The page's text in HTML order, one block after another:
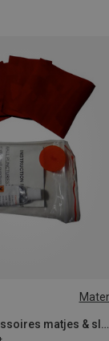
Vaude | Accessoires matjes & slaapzakken